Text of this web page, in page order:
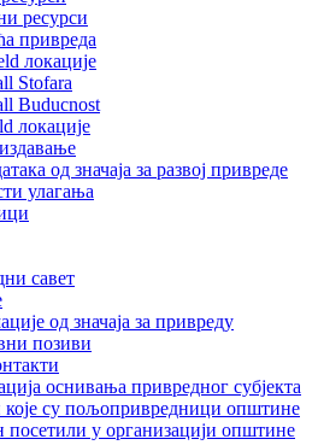
ресурси
привреда
локације
Stofara
Buducnost
локације
од значаја за развој привреде
улагања
савет
од значаја за привреду
позиви
оснивања привредног субјекта
које су пољопривредници општине
посетили у организацији општине